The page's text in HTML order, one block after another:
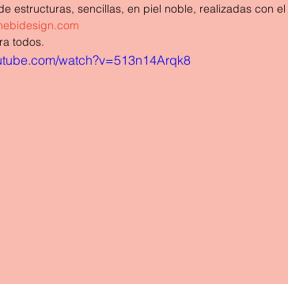
estructuras, sencillas, en piel noble, realizadas con
todos.
watch?v=513n14Arqk8